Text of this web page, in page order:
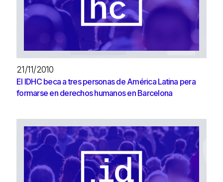
21/11/2010
El IDHC beca a tres personas de América Latina pera
formarse en derechos humanos en Barcelona